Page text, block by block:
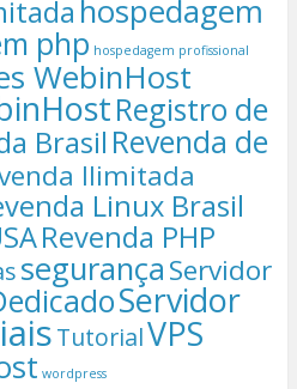
hospedagem
php hospedagem profissional
WebinHost
Registro de
Brasil Revenda de
Ilimitada
Linux Brasil
Revenda PHP
segurançaServidor
Servidor
TutorialVPS
wordpress